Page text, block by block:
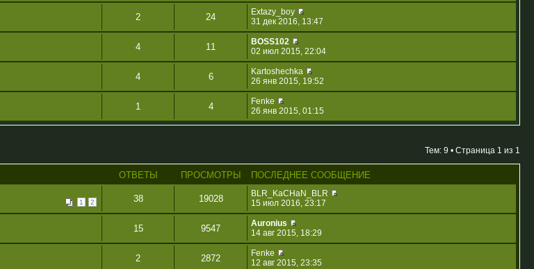
2 24
Extazy_boy
31 дек 2016, 13:47
4 11
BOSS102
02 июл 2015, 22:04
4 6
Kartoshechka
26 янв 2015, 19:52
1 4
Fenke
26 янв 2015, 01:15
Тем: 9 • Страница 1 из 1
ОТВЕТЫ ПРОСМОТРЫ ПОСЛЕДНЕЕ СООБЩЕНИЕ
1 2 38 19028
BLR_KaCHaN_BLR
15 июл 2016, 23:17
15 9547
Auronius
14 авг 2015, 18:29
2 2872
Fenke
12 авг 2015, 23:35